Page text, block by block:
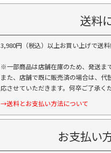
送料
3,980円（税込）以上お買い上げで送料
※一部商品は店舗在庫のため、発送ま
また、店舗で既に販売済の場合は、
応させていただきます。何卒ご了承く
→送料とお支払い方法について
お支払い